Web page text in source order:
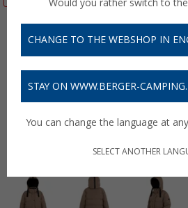
Would you rather switch to
CHANGE TO THE WEBSHOP IN
STAY ON WWW.BERGER-
You can change the language at
SELECT ANOTHER